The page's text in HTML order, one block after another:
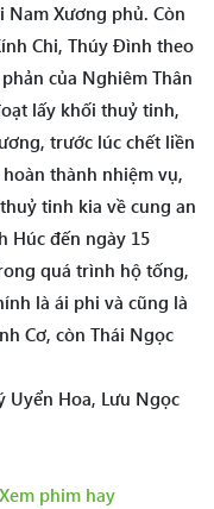
Xương phủ. Còn
Chi, Thúy Đình theo
của Nghiêm Thân
lấy khối thuỷ tinh,
trước lúc chết liền
thành nhiệm vụ,
tinh kia về cung an
Húc đến ngày 15
quá trình hộ tống,
là ái phi và cũng là
Cơ, còn Thái Ngọc
Uyển Hoa, Lưu Ngọc
Xem phim hay